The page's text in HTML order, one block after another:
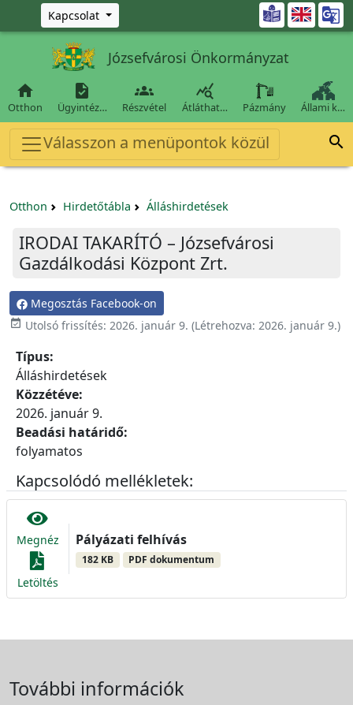
Ugrás a fő tartalomra
Kapcsolat 
Józsefvárosi Önkormányzat

Otthon

Ügyintéz…

Részvétel

Átláthat… Pázmány Állami k…
Válasszon a menüpontok közül 
Otthon Hirdetőtábla Álláshirdetések
IRODAI TAKARÍTÓ – Józsefvárosi
Gazdálkodási Központ Zrt.
Megosztás Facebook-on
 Utolsó frissítés: 2026. január 9. (Létrehozva: 2026. január 9.)
Típus:
Álláshirdetések
Közzétéve:
2026. január 9.
Beadási határidő:
folyamatos
Kapcsolódó mellékletek:
Megnéz
Letöltés
Pályázati felhívás
182 KB PDF dokumentum
További információk